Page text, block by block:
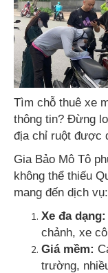
Tìm chỗ thuê xe
thông tin? Đừng
địa chỉ ruột được
Gia Bảo Mô Tô
không thể thiếu
mang đến dịch vụ:
Xe đa dạng:
chảnh, xe
Giá mềm:
trường,